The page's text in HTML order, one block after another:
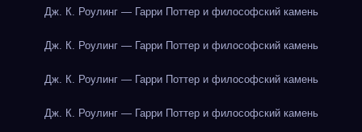
Дж. К. Роулинг — Гарри Поттер и философский камень
Дж. К. Роулинг — Гарри Поттер и философский камень
Дж. К. Роулинг — Гарри Поттер и философский камень
Дж. К. Роулинг — Гарри Поттер и философский камень